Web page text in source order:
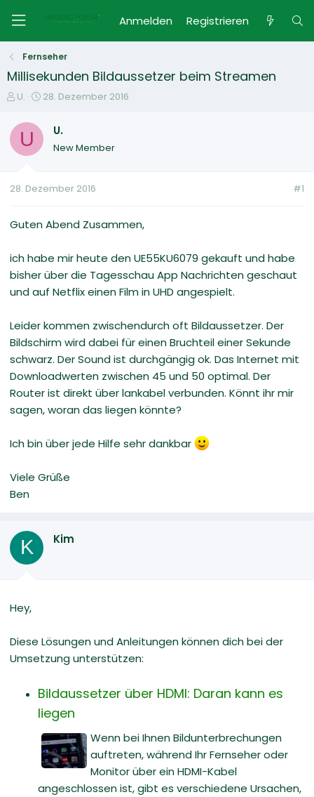
Anmelden Registrieren
Fernseher
Millisekunden Bildaussetzer beim Streamen
E
s
e
e
U.
E
t
t
m
28. Dezember 2016
U U.
New Member
28. Dezember 2016 #1
Guten Abend Zusammen,
ich habe mir heute den UE55KU6079 gekauft und habe
bisher über die Tagesschau App Nachrichten geschaut
und auf Netflix einen Film in UHD angespielt.
Leider kommen zwischendurch oft Bildaussetzer. Der
Bildschirm wird dabei für einen Bruchteil einer Sekunde
schwarz. Der Sound ist durchgängig ok. Das Internet mit
Downloadwerten zwischen 45 und 50 optimal. Der
Router ist direkt über lankabel verbunden. Könnt ihr mir
sagen, woran das liegen könnte?
Ich bin über jede Hilfe sehr dankbar
Viele Grüße
Ben
K Kim
Hey,
Diese Lösungen und Anleitungen können dich bei der
Umsetzung unterstützen:
Bildaussetzer über HDMI: Daran kann es
liegen
Wenn bei Ihnen Bildunterbrechungen
auftreten, während Ihr Fernseher oder
Monitor über ein HDMI-Kabel
angeschlossen ist, gibt es verschiedene Ursachen,